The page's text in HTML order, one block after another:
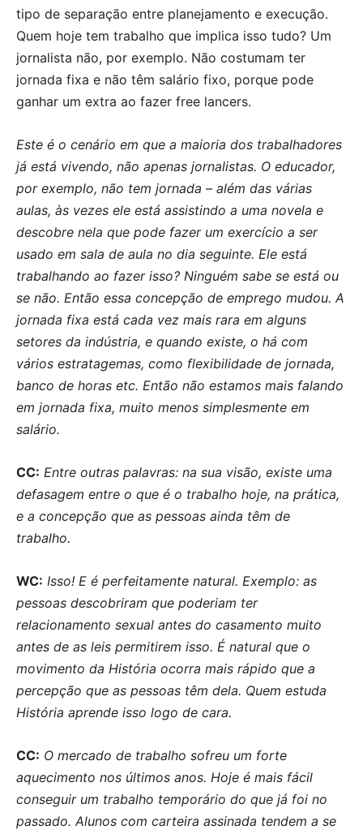
tipo de separação entre planejamento e execução.
Quem hoje tem trabalho que implica isso tudo? Um
jornalista não, por exemplo. Não costumam ter
jornada fixa e não têm salário fixo, porque pode
ganhar um extra ao fazer free lancers.
Este é o cenário em que a maioria dos trabalhadores
já está vivendo, não apenas jornalistas. O educador,
por exemplo, não tem jornada – além das várias
aulas, às vezes ele está assistindo a uma novela e
descobre nela que pode fazer um exercício a ser
usado em sala de aula no dia seguinte. Ele está
trabalhando ao fazer isso? Ninguém sabe se está ou
se não. Então essa concepção de emprego mudou. A
jornada fixa está cada vez mais rara em alguns
setores da indústria, e quando existe, o há com
vários estratagemas, como flexibilidade de jornada,
banco de horas etc. Então não estamos mais falando
em jornada fixa, muito menos simplesmente em
salário.
CC: Entre outras palavras: na sua visão, existe uma
defasagem entre o que é o trabalho hoje, na prática,
e a concepção que as pessoas ainda têm de
trabalho.
WC: Isso! E é perfeitamente natural. Exemplo: as
pessoas descobriram que poderiam ter
relacionamento sexual antes do casamento muito
antes de as leis permitirem isso. É natural que o
movimento da História ocorra mais rápido que a
percepção que as pessoas têm dela. Quem estuda
História aprende isso logo de cara.
CC: O mercado de trabalho sofreu um forte
aquecimento nos últimos anos. Hoje é mais fácil
conseguir um trabalho temporário do que já foi no
passado. Alunos com carteira assinada tendem a se